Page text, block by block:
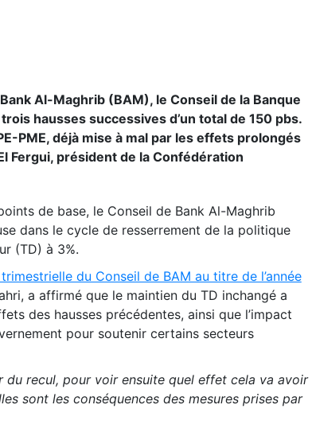
Al-Maghrib (BAM), le Conseil de la Banque
hausses successives d’un total de 150 pbs.
PME, déjà mise à mal par les effets prolongés
Fergui, président de la Confédération
de base, le Conseil de Bank Al-Maghrib
dans le cycle de resserrement de la politique
(TD) à 3%.
du Conseil de BAM au titre de l’année
a affirmé que le maintien du TD inchangé a
des hausses précédentes, ainsi que l’impact
pour soutenir certains secteurs
du recul, pour voir ensuite quel effet cela va avoir
sont les conséquences des mesures prises par